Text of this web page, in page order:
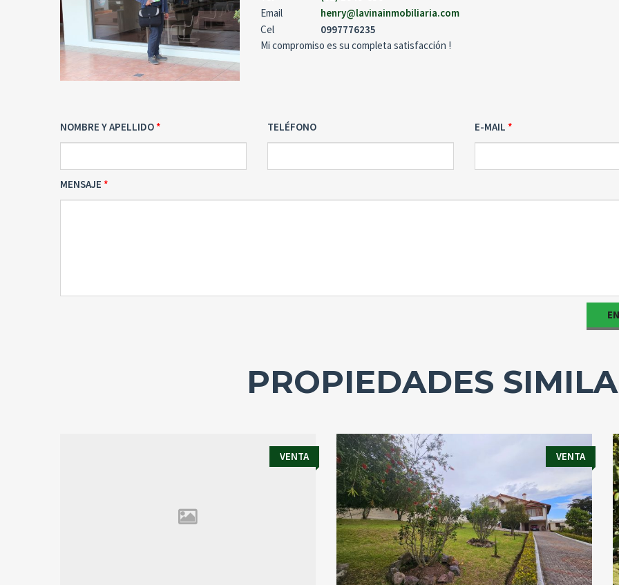
Email
henry@lavinainmobiliaria.com
Cel
0997776235
Mi compromiso es su completa satisfacción !
NOMBRE Y APELLIDO TELÉFONO E-MAIL
MENSAJE
PROPIEDADES
VENTA VENTA